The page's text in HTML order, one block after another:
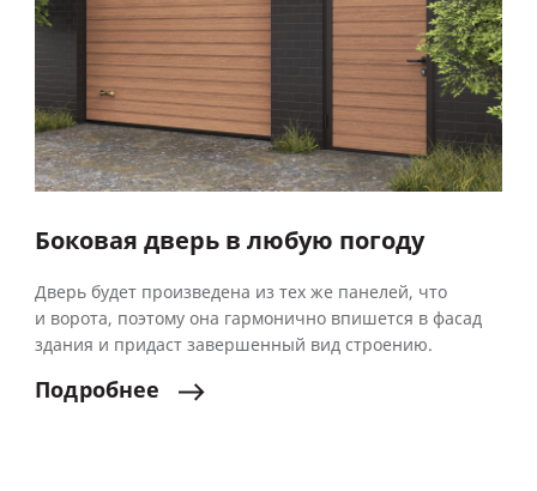
Боковая дверь в любую погоду
Дверь будет произведена из тех же панелей, что
и ворота, поэтому она гармонично впишется в фасад
здания и придаст завершенный вид строению.
Подробнее